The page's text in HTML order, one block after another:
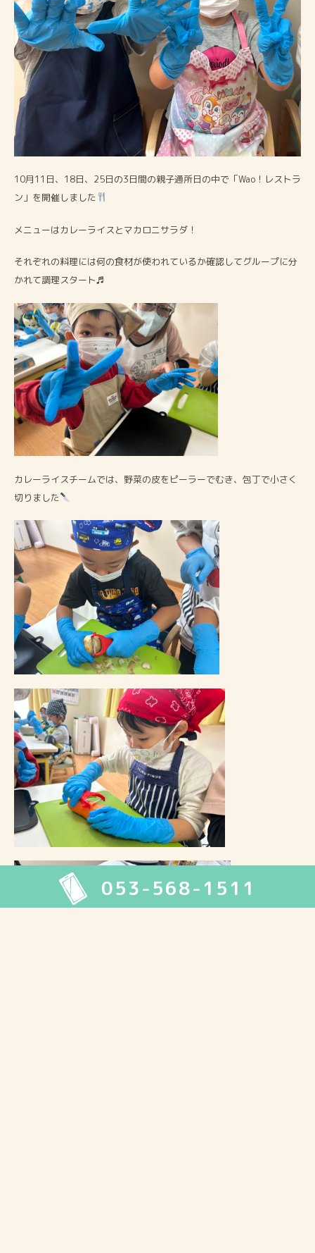
053-568-1511
10月11日、18日、25日の3日間の親子通所日の中で「Wao！レストラ
ン」を開催しました
メニューはカレーライスとマカロニサラダ！
それぞれの料理には何の食材が使われているか確認してグループに分
かれて調理スタート♬
カレーライスチームでは、野菜の皮をピーラーでむき、包丁で小さく
切りました